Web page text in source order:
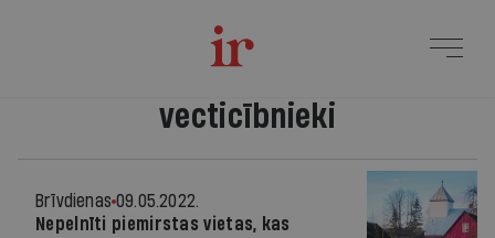
vecticībnieki
Brīvdienas 09.05.2022.
Nepelnīti piemirstas vietas, kas